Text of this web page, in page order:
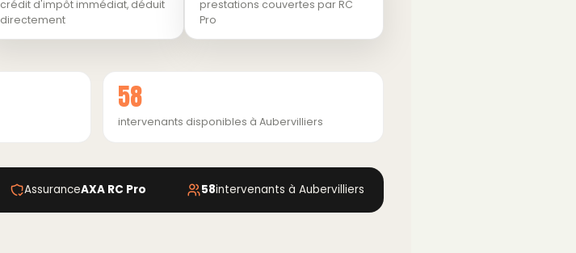
crédit d'impôt immédiat, déduit
directement
prestations couvertes par RC
Pro
58
intervenants disponibles à Aubervilliers
AssuranceAXA RC Pro 58intervenants à Aubervilliers